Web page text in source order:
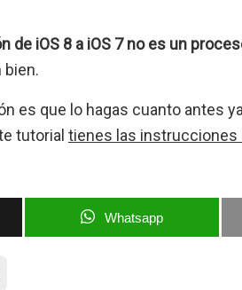
de iOS 8 a iOS 7 no es un
bien.
es que lo hagas cuanto antes
tutorial tienes las instrucciones
Whatsapp